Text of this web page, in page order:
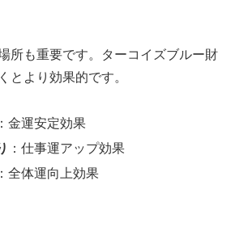
所も重要です。ターコイズブルー財
とより効果的です。
：金運安定効果
：仕事運アップ効果
：全体運向上効果